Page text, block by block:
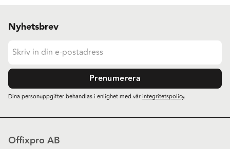
Nyhetsbrev
Prenumerera
Dina personuppgifter behandlas i enlighet med vårintegritetspolicy.
Offixpro AB